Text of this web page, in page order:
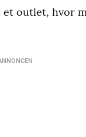
outlet, hvor